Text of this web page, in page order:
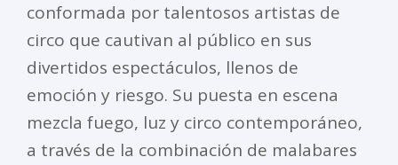
conformada por talentosos artistas de
circo que cautivan al público en sus
divertidos espectáculos, llenos de
emoción y riesgo. Su puesta en escena
mezcla fuego, luz y circo contemporáneo,
a través de la combinación de malabares